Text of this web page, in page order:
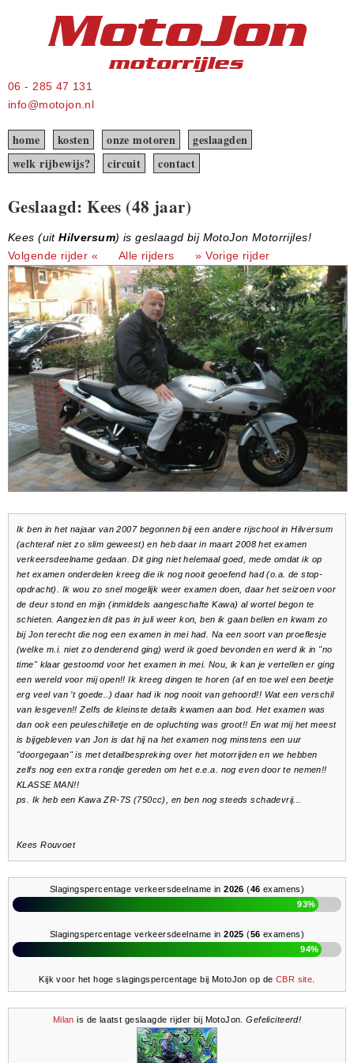
06 - 285 47 131
info@motojon.nl
home kosten onze motoren
geslaagden
welk rijbewijs?
circuit contact
Geslaagd: Kees (48 jaar)
Kees (uitHilversum) is geslaagd bij MotoJon Motorrijles!
Volgende rijder «
Alle rijders » Vorige rijder
Ik ben in het najaar van 2007 begonnen bij een andere rijschool in Hilversum
(achteraf niet zo slim geweest) en heb daar in maart 2008 het examen
verkeersdeelname gedaan. Dit ging niet helemaal goed, mede omdat ik op
het examen onderdelen kreeg die ik nog nooit geoefend had (o.a. de stop-
opdracht). Ik wou zo snel mogelijk weer examen doen, daar het seizoen voor
de deur stond en mijn (inmiddels aangeschafte Kawa) al wortel begon te
schieten. Aangezien dit pas in juli weer kon, ben ik gaan bellen en kwam zo
bij Jon terecht die nog een examen in mei had. Na een soort van proeflesje
(welke m.i. niet zo denderend ging) werd ik goed bevonden en werd ik in "no
time" klaar gestoomd voor het examen in mei. Nou, ik kan je vertellen er ging
een wereld voor mij open!! Ik kreeg dingen te horen (af en toe wel een beetje
erg veel van ’t goede..) daar had ik nog nooit van gehoord!! Wat een verschil
van lesgeven!! Zelfs de kleinste details kwamen aan bod. Het examen was
dan ook een peuleschilletje en de opluchting was groot!! En wat mij het meest
is bijgebleven van Jon is dat hij na het examen nog minstens een uur
"doorgegaan" is met detailbespreking over het motorrijden en we hebben
zelfs nog een extra rondje gereden om het e.e.a. nog even door te nemen!!
KLASSE MAN!!
ps. Ik heb een Kawa ZR-7S (750cc), en ben nog steeds schadevrij...
Kees Rouvoet
Slagingspercentage verkeersdeelname in2026 (46 examens)
93%
Slagingspercentage verkeersdeelname in2025 (56 examens)
94%
Kijk voor het hoge slagingspercentage bij MotoJon op de CBR site
Milan is de laatst geslaagde rijder bij MotoJon.Gefeliciteerd!